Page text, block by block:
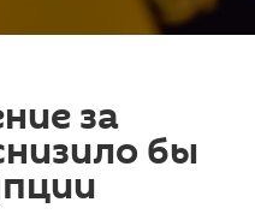
за
бы